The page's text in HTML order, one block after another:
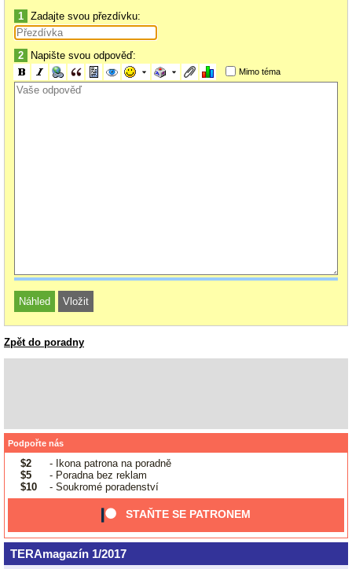
1 Zadajte svou přezdívku:
2 Napište svou odpověď:
Mimo téma
Zpět do poradny
Podpořte nás
$2
- Ikona patrona na poradně
$5
- Poradna bez reklam
$10
- Soukromé poradenství
STAŇTE SE PATRONEM
TERAmagazín 1/2017